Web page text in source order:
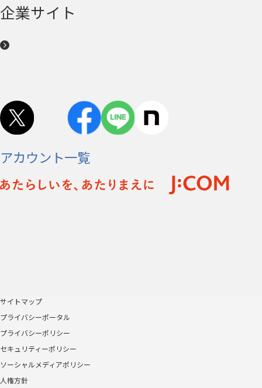
企業サイト
アカウント一覧
サイトマップ
プライバシーポータル
プライバシーポリシー
セキュリティーポリシー
ソーシャルメディアポリシー
人権方針